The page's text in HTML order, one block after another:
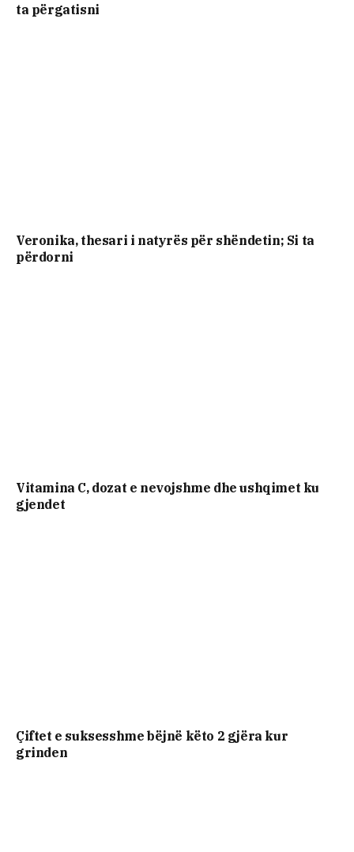
ta përgatisni
Veronika, thesari i natyrës për shëndetin; Si ta
përdorni
Vitamina C, dozat e nevojshme dhe ushqimet ku
gjendet
Çiftet e suksesshme bëjnë këto 2 gjëra kur
grinden